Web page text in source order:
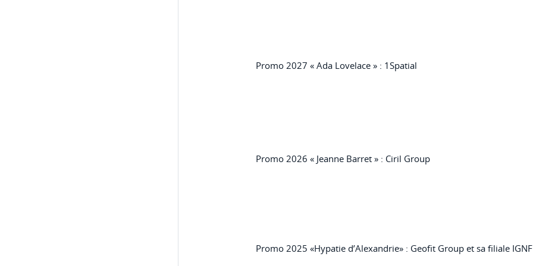
Promo 2027 « Ada Lovelace » : 1Spatial
Promo 2026 « Jeanne Barret » : Ciril Group
Promo 2025 «Hypatie d’Alexandrie» : Geofit Group et sa filiale